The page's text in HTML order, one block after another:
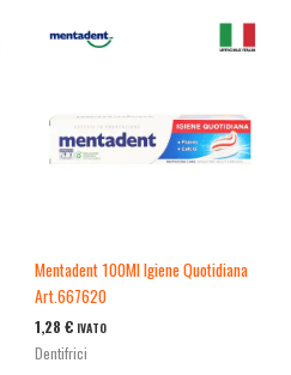
Mentadent 100Ml Igiene Quotidiana
Art.667620
1,28 € IVATO
Dentifrici